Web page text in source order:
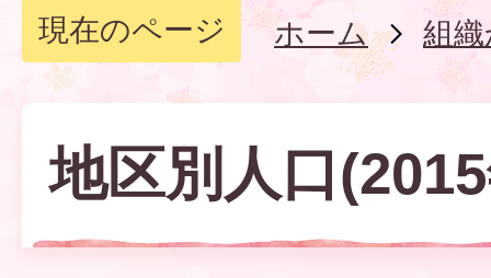
現在のページ ホーム 組
地区別人口